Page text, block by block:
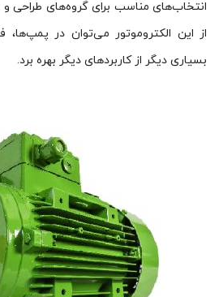
انتخاب‌های مناسب برای گروه‌های
از این الکتروموتور می‌توان در
بسیاری دیگر از کاربردهای دیگر بهره برد.